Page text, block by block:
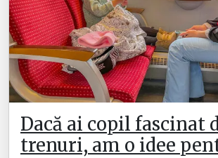
Dacă ai copil fascinat
trenuri, am o idee